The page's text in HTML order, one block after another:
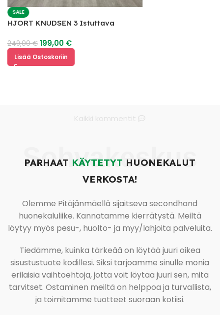
SALE
HJORT KNUDSEN 3 Istuttava
249,00€ 199,00 €
Lisää Ostoskoriin
Sohvakeskus
PARHAAT KÄYTETYT HUONEKALUT
VERKOSTA!
Olemme Pitäjänmäellä sijaitseva secondhand
huonekaluliike. Kannatamme kierrätystä. Meiltä
löytyy myös pesu-, huolto- ja myy/lahjoita palveluita.
Tiedämme, kuinka tärkeää on löytää juuri oikea
sisustustuote kodillesi. Siksi tarjoamme sinulle monia
erilaisia vaihtoehtoja, jotta voit löytää juuri sen, mitä
tarvitset. Ostaminen meiltä on helppoa ja turvallista,
ja toimitamme tuotteet suoraan kotiisi.